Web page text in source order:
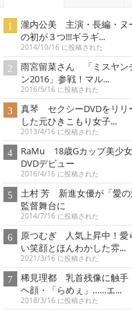
瀧内公美 主演・長編・ヌ
の初が３つ!!!ギラギ...
2014/10/16 に投稿された
雨宮留菜さん 「ミスヤン
ン2016」参戦！マル...
2016/5/16 に投稿された
真琴 セクシーDVDをリリ
した元ひきこもり女子...
2013/4/16 に投稿された
RaMu 18歳Gカップ美少
DVDデビュー
2016/4/16 に投稿された
土村 芳 新進女優が「愛の
監督舞台に
2014/7/16 に投稿された
原つむぎ 人気上昇中！愛
い笑顔とほんわかした雰...
2021/3/16 に投稿された
稀見理都 乳首残像に触手
ヘ顔・「らめぇ」……エ...
2018/3/16 に投稿された